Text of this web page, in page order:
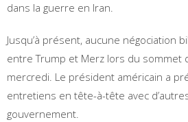
dans la guerre en Iran.
Jusqu’à présent, aucune négociation
entre Trump et Merz lors du sommet
mercredi. Le président américain a
entretiens en tête-à-tête avec
gouvernement.